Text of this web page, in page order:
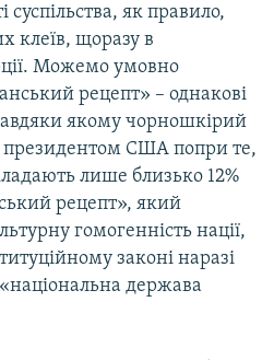
суспільства, як правило,
клеїв, щоразу в
Можемо умовно
рецепт» – однакові
якому чорношкірий
президентом США попри те,
лише близько 12%
рецепт», який
гомогенність нації,
законі наразі
держава